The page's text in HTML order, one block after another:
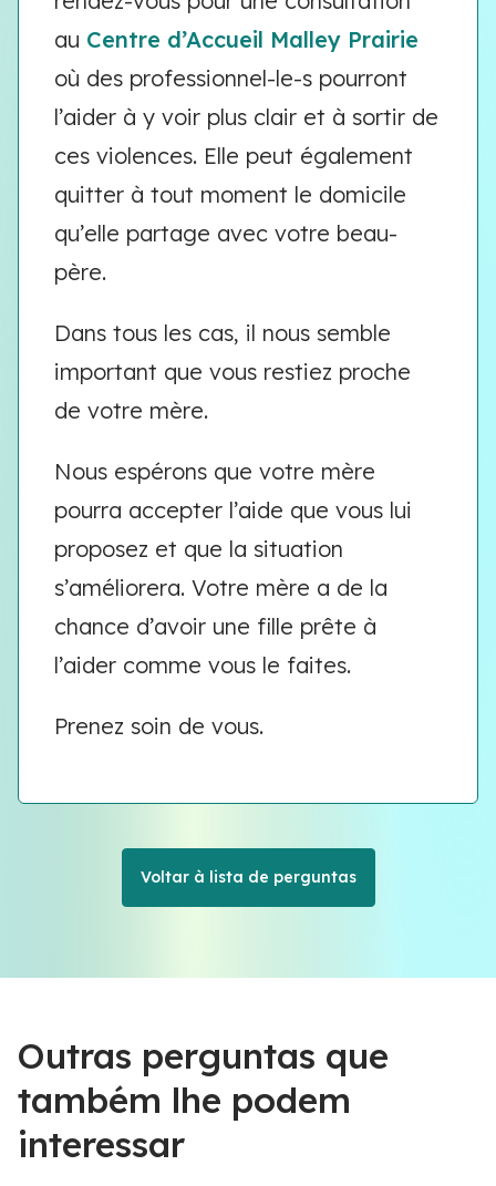
au Centre d’Accueil Malley Prairie
où des professionnel-le-s pourront
l’aider à y voir plus clair et à sortir de
ces violences. Elle peut également
quitter à tout moment le domicile
qu’elle partage avec votre beau-
père.
Dans tous les cas, il nous semble
important que vous restiez proche
de votre mère.
Nous espérons que votre mère
pourra accepter l’aide que vous lui
proposez et que la situation
s’améliorera. Votre mère a de la
chance d’avoir une fille prête à
l’aider comme vous le faites.
Prenez soin de vous.
Voltar à lista de perguntas
Outras perguntas que
também lhe podem
interessar